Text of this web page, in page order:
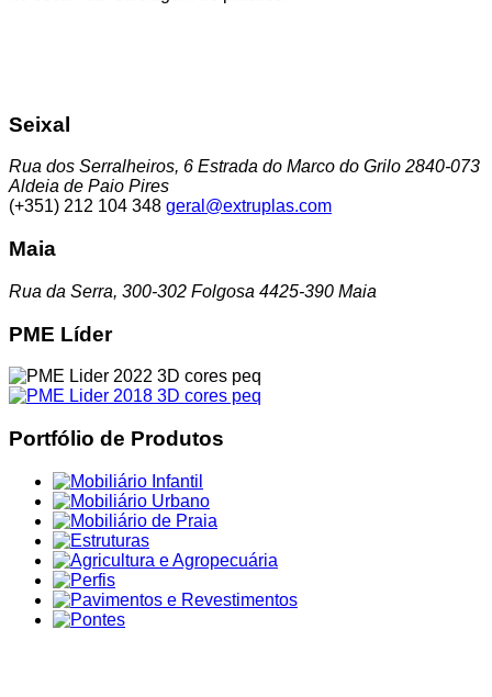
Seixal
Rua dos Serralheiros, 6 Estrada do Marco do Grilo 2840-073
Aldeia de Paio Pires
(+351) 212 104 348 geral@extruplas.com
Maia
Rua da Serra, 300-302 Folgosa 4425-390 Maia
PME Líder
Portfólio de Produtos